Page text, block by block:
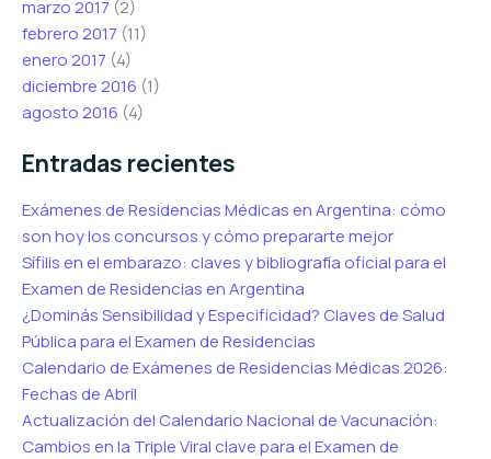
marzo 2017 (2)
febrero 2017 (11)
enero 2017 (4)
diciembre 2016 (1)
agosto 2016 (4)
Entradas recientes
Exámenes de Residencias Médicas en Argentina: cómo
son hoy los concursos y cómo prepararte mejor
Sífilis en el embarazo: claves y bibliografía oficial para el
Examen de Residencias en Argentina
¿Dominás Sensibilidad y Especificidad? Claves de Salud
Pública para el Examen de Residencias
Calendario de Exámenes de Residencias Médicas 2026:
Fechas de Abril
Actualización del Calendario Nacional de Vacunación:
Cambios en la Triple Viral clave para el Examen de